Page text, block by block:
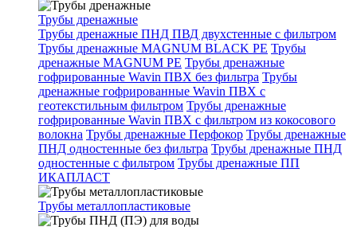
Трубы дренажные
Трубы дренажные ПНД ПВД двухстенные с фильтром
Трубы дренажные MAGNUM BLACK PE Трубы
дренажные MAGNUM PE Трубы дренажные
гофрированные Wavin ПВХ без фильтра Трубы
дренажные гофрированные Wavin ПВХ с
геотекстильным фильтром Трубы дренажные
гофрированные Wavin ПВХ с фильтром из кокосового
волокна Трубы дренажные Перфокор Трубы дренажные
ПНД одностенные без фильтра Трубы дренажные ПНД
одностенные с фильтром Трубы дренажные ПП
ИКАПЛАСТ
Трубы металлопластиковые